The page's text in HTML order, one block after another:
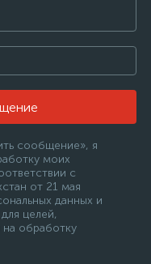
сообщение», я
моих
с
от 21 мая
данных и
целей,
обработку